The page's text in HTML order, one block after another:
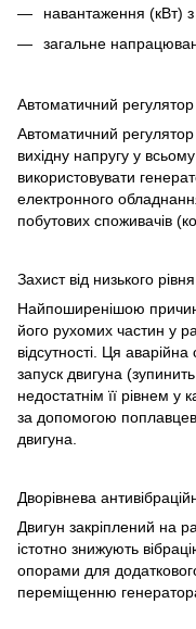
навантаження (кВт)
загальне
Автоматичний
Автоматичний
вихідну напругу у
використовувати
електронного
побутових споживачів
Захист від низького
Найпоширенішою
його рухомих частин у
відсутності. Ця
запуск двигуна
недостатнім її рівнем у
за допомогою
двигуна.
Дворівнева
Двигун закріплений на
істотно знижують
опорами для додаткового
переміщенню